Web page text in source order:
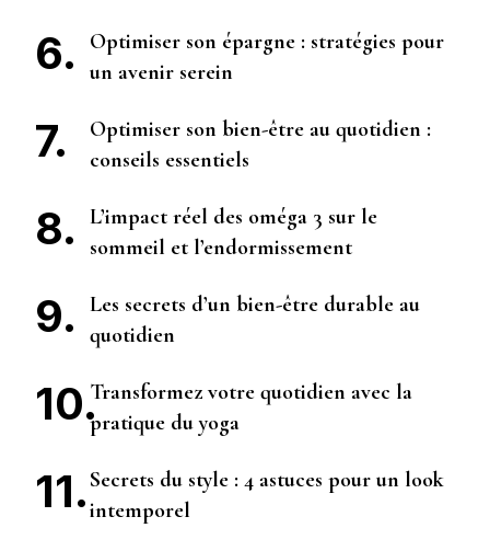
Optimiser son épargne : stratégies pour
un avenir serein
Optimiser son bien-être au quotidien :
conseils essentiels
L’impact réel des oméga 3 sur le
sommeil et l’endormissement
Les secrets d’un bien-être durable au
quotidien
Transformez votre quotidien avec la
pratique du yoga
Secrets du style : 4 astuces pour un look
intemporel